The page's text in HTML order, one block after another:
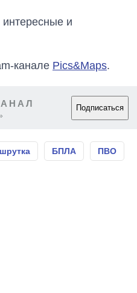
и
канале Pics&Maps.
Подписаться
БПЛА ПВО